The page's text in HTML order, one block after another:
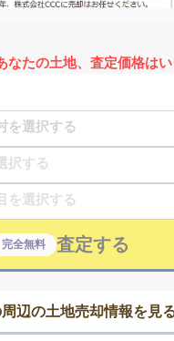
なたの土地、査定価格はい
完全無料 査定する
辺の土地売却情報を見